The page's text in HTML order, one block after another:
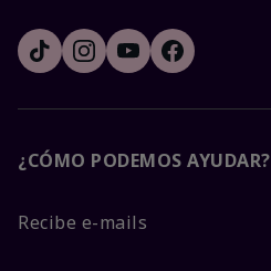
¿CÓMO PODEMOS AYUDAR?
Recibe e-mails